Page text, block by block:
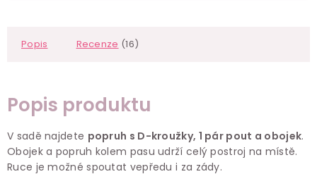
Popis Recenze (16)
Popis produktu
V sadě najdete popruh s D-kroužky, 1 pár pout a obojek.
Obojek a popruh kolem pasu udrží celý postroj na místě.
Ruce je možné spoutat vepředu i za zády.